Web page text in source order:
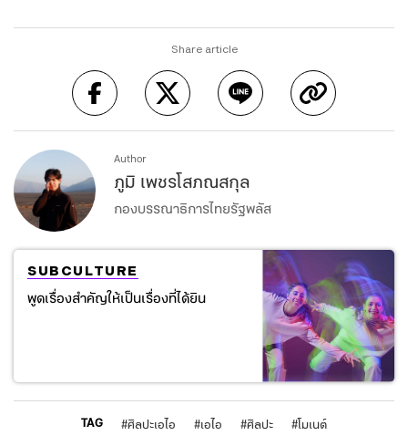
Share article
Author
ภูมิ เพชรโสภณสกุล
กองบรรณาธิการไทยรัฐพลัส
SUBCULTURE
พูดเรื่องสำคัญให้เป็นเรื่องที่ได้ยิน
TAG #ศิลปะเอไอ #เอไอ #ศิลปะ #โมเนต์